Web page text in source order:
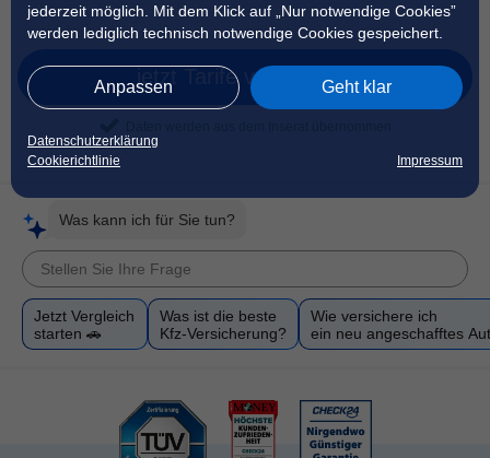
jederzeit möglich. Mit dem Klick auf „Nur notwendige Cookies”
werden lediglich technisch notwendige Cookies gespeichert.
Anpassen Geht klar
Datenschutzerklärung
Cookierichtlinie
Impressum
jetzt Tarife vergleichen
Was kann ich für Sie tun?
Jetzt Vergleich
starten 🚗
Was ist die beste
Kfz-Versicherung?
Wie versichere ich
ein neu angeschafftes